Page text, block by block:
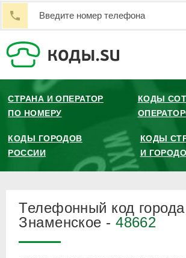
СТРАНА И ОПЕРАТОР
ПО НОМЕРУ
КОДЫ
КОДЫ ГОРОДОВ
РОССИИ
КОДЫ
И
Телефонный код города
Знаменское -48662